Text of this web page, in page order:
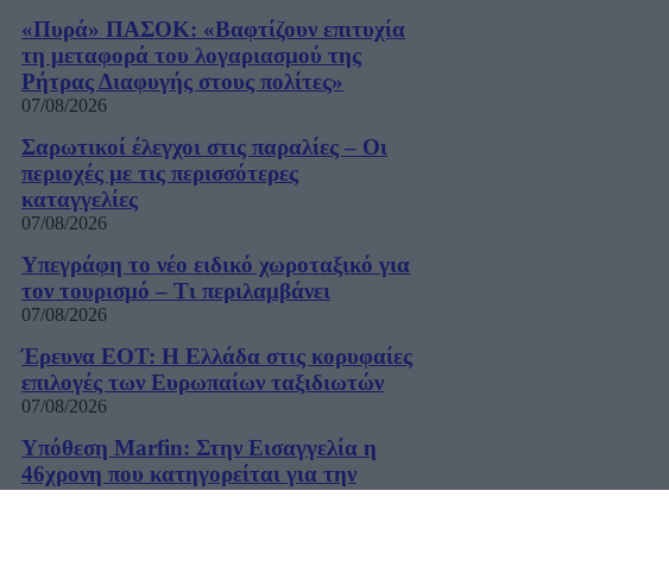
«Πυρά» ΠΑΣΟΚ: «Βαφτίζουν επιτυχία
τη μεταφορά του λογαριασμού της
Ρήτρας Διαφυγής στους πολίτες»
07/08/2026
Σαρωτικοί έλεγχοι στις παραλίες – Οι
περιοχές με τις περισσότερες
καταγγελίες
07/08/2026
Υπεγράφη το νέο ειδικό χωροταξικό για
τον τουρισμό – Τι περιλαμβάνει
07/08/2026
Έρευνα ΕΟΤ: Η Ελλάδα στις κορυφαίες
επιλογές των Ευρωπαίων ταξιδιωτών
07/08/2026
Υπόθεση Marfin: Στην Εισαγγελία η
46χρονη που κατηγορείται για την